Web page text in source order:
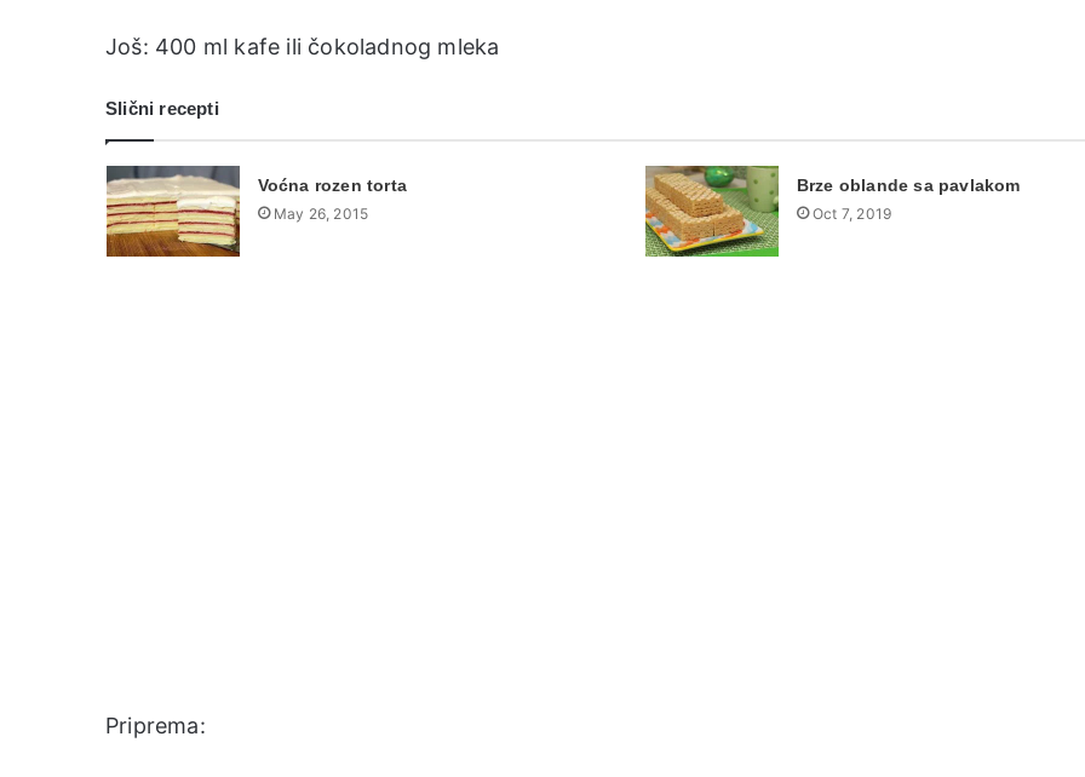
Još: 400 ml kafe ili čokoladnog mleka
Slični recepti
Voćna rozen torta
May 26, 2015
Brze oblande sa pavlakom
Oct 7, 2019
Priprema: